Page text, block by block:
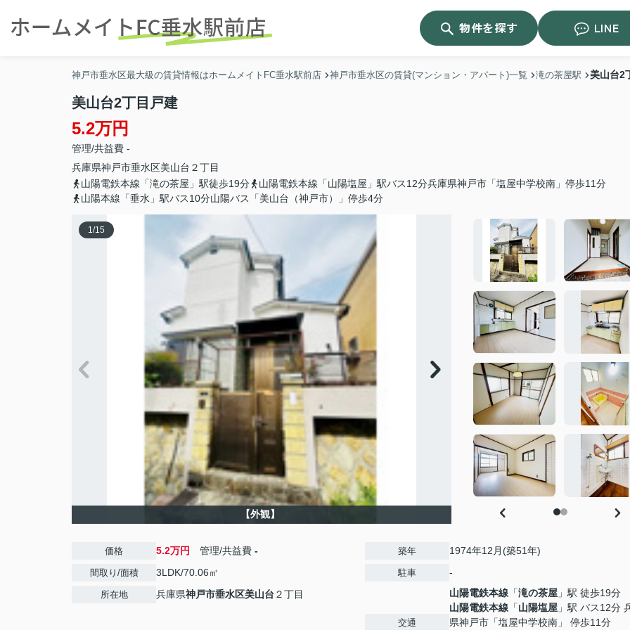
物件を探す LINE
神戸市垂水区最大級の賃貸情報はホームメイトFC垂水駅前店 神戸市垂水区の賃貸(マンション・アパート)一覧 滝の茶屋駅 美山台2
美山台2丁目戸建
5.2万円
管理/共益費 -
兵庫県神戸市垂水区美山台 ２丁目
山陽電鉄本線「滝の茶屋」駅徒歩19分
山陽電鉄本線「山陽塩屋」駅バス12分兵庫県神戸市「塩屋中学校南」停歩11分
山陽本線「垂水」駅バス10分山陽バス「美山台（神戸市）」停歩4分
1/15
【外観】
価格 5.2万円 管理/共益費 -
間取り/面積 3LDK/70.06㎡
所在地 兵庫県神戸市垂水区美山台 ２丁目
築年 1974年12月(築51年)
駐車 -
交通
山陽電鉄本線 「滝の茶屋 」駅 徒歩19分
山陽電鉄本線 「山陽塩屋 」駅 バス12分
県神戸市「塩屋中学校南」 停歩11分